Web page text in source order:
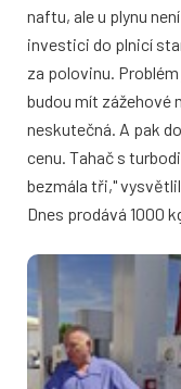
naftu, ale u plynu
investici do plnicí
za polovinu.
budou mít zážehové
neskutečná. A pak
cenu. Tahač s
bezmála tři,"
Dnes prodává 1000